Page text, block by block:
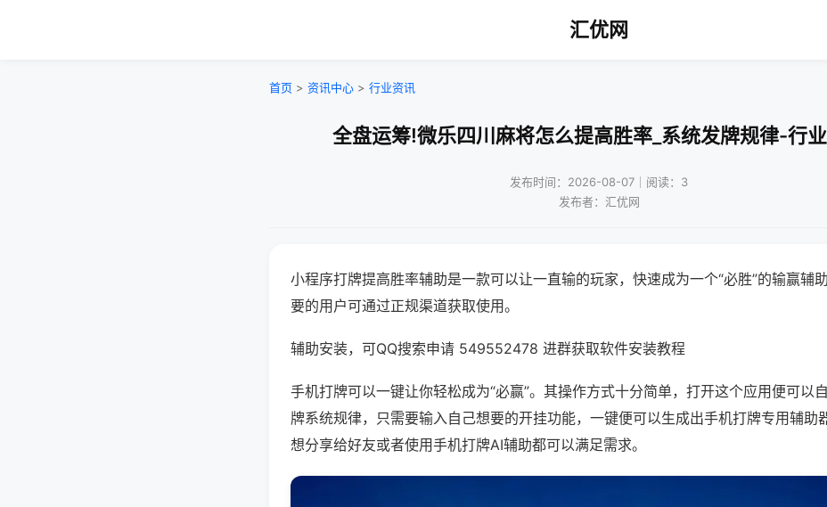
汇优网
首页 > 资讯中心 > 行业资讯
全盘运筹!微乐四川麻将怎么提高胜率_系统发牌规律-行
发布时间：2026-08-07｜阅读：3
发布者：汇优网
小程序打牌提高胜率辅助是一款可以让一直输的玩家，快速成为一个“必胜”的输赢辅
要的用户可通过正规渠道获取使用。
辅助安装，可QQ搜索申请 549552478 进群获取软件安装教程
手机打牌可以一键让你轻松成为“必赢”。其操作方式十分简单，打开这个应用便可以
牌系统规律，只需要输入自己想要的开挂功能，一键便可以生成出手机打牌专用辅助
想分享给好友或者使用手机打牌AI辅助都可以满足需求。